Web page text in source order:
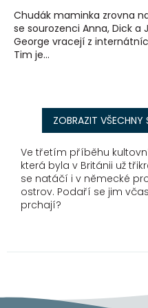
Chudák maminka zrovna
se sourozenci Anna, Dick a
George vracejí z
Tim je...
ZOBRAZIT
Ve třetím příběhu
která byla v Británii už
se natáčí i v německé
ostrov. Podaří se jim
prchají?